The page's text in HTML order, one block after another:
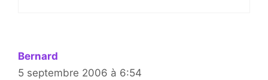
Bernard
5 septembre 2006 à 6:54